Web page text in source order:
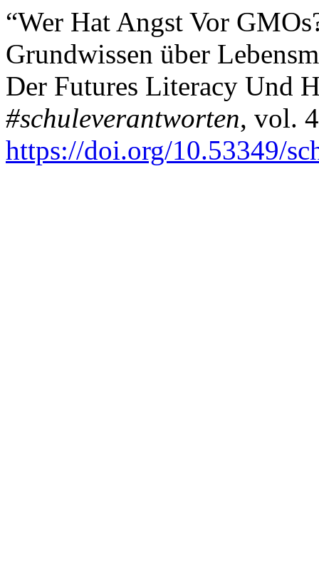
“Wer Hat Angst Vor
Grundwissen über
Der Futures Literacy Und
#schuleverantworten, vol.
https://doi.org/10.53349/